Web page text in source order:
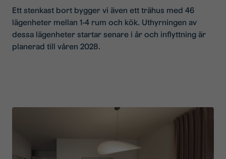
Ett stenkast bort bygger vi även ett trähus med 46
lägenheter mellan 1-4 rum och kök. Uthyrningen av
dessa lägenheter startar senare i år och inflyttning är
planerad till våren 2028.